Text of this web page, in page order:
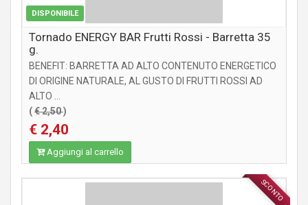
DISPONIBILE
Tornado ENERGY BAR Frutti Rossi - Barretta 35
g.
BENEFIT: BARRETTA AD ALTO CONTENUTO ENERGETICO
DI ORIGINE NATURALE, AL GUSTO DI FRUTTI ROSSI AD
ALTO ...
(€ 2,50)
€ 2,40
Aggiungi al carrello
SCONTO
INTEGRATORI